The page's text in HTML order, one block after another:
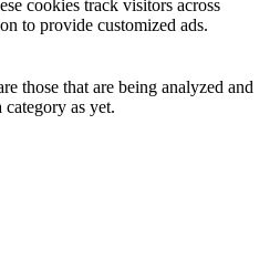
cookies track visitors across
to provide customized ads.
those that are being analyzed and
as yet.